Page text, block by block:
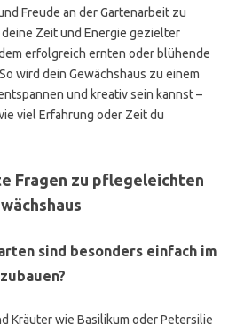
Freude an der Gartenarbeit zu
Zeit und Energie gezielter
erfolgreich ernten oder blühende
wird dein Gewächshaus zu einem
und kreativ sein kannst –
viel Erfahrung oder Zeit du
Fragen zu pflegeleichten
sind besonders einfach im
Kräuter wie Basilikum oder Petersilie